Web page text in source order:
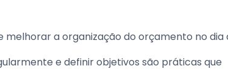
a organização do orçamento no dia
e definir objetivos são práticas que